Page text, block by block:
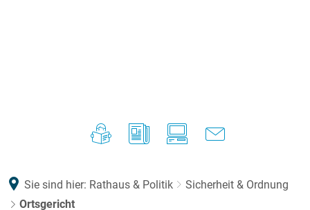
Sie sind hier: Rathaus & Politik
Sicherheit & Ordnung
Ortsgericht